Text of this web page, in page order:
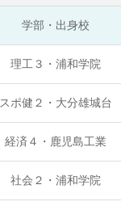
学部・出身校
理工３・浦和学院
スポ健２・大分雄城台
経済４・鹿児島工業
社会２・浦和学院